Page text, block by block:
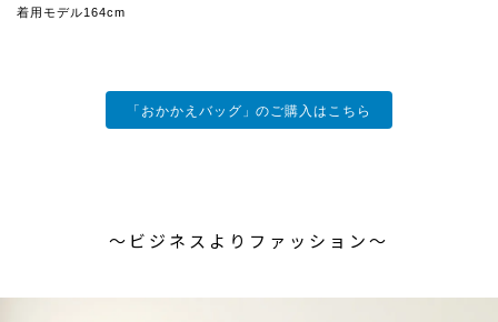
着用モデル164cm
「おかかえバッグ」のご購入はこちら
〜ビジネスよりファッション〜